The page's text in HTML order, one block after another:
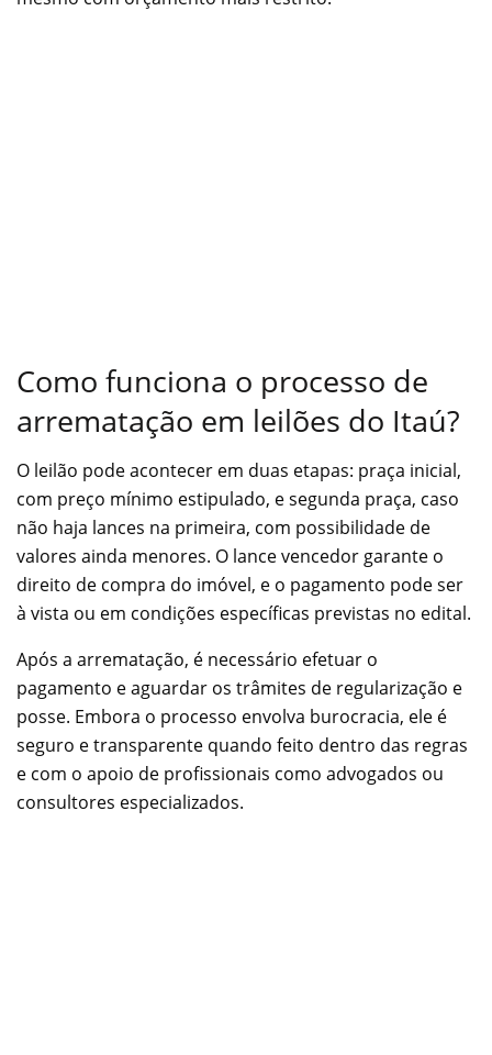
Como funciona o processo de
arrematação em leilões do Itaú?
O leilão pode acontecer em duas etapas: praça inicial,
com preço mínimo estipulado, e segunda praça, caso
não haja lances na primeira, com possibilidade de
valores ainda menores. O lance vencedor garante o
direito de compra do imóvel, e o pagamento pode ser
à vista ou em condições específicas previstas no edital.
Após a arrematação, é necessário efetuar o
pagamento e aguardar os trâmites de regularização e
posse. Embora o processo envolva burocracia, ele é
seguro e transparente quando feito dentro das regras
e com o apoio de profissionais como advogados ou
consultores especializados.